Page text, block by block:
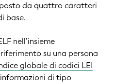
da quattro caratteri
base.
nell’insieme
su una persona
globale di codici LEI
di tipo